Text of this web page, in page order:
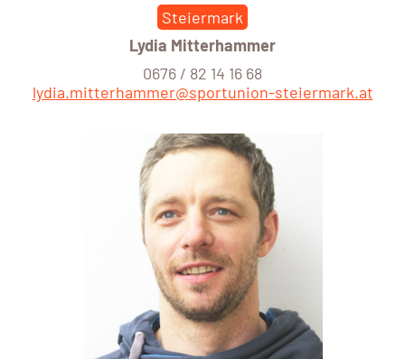
Steiermark
Lydia Mitterhammer
0676 / 82 14 16 68
lydia.mitterhammer@sportunion-steiermark.at